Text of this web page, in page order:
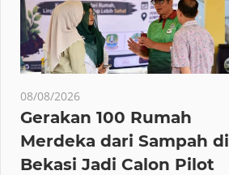
08/08/2026
Gerakan 100 Rumah
Merdeka dari Sampah di
Bekasi Jadi Calon Pilot